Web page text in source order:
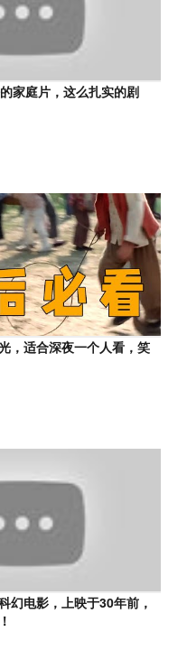
家庭片，这么扎实的剧
，适合深夜一个人看，笑
幻电影，上映于30年前，